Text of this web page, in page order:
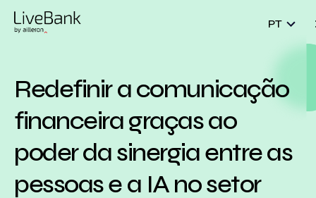
PT
Redefinir a comunicação
financeira graças ao
poder da sinergia entre as
pessoas e a IA no setor